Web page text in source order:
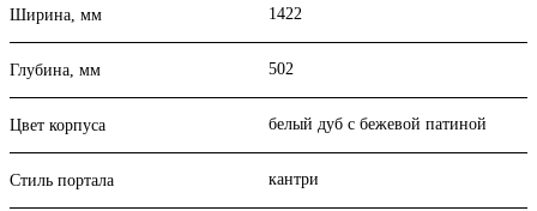
Ширина, мм 1422
Глубина, мм 502
Цвет корпуса белый дуб с бежевой патиной
Стиль портала кантри